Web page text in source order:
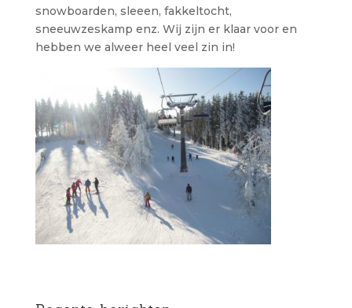
snowboarden, sleeen, fakkeltocht,
sneeuwzeskamp enz. Wij zijn er klaar voor en
hebben we alweer heel veel zin in!